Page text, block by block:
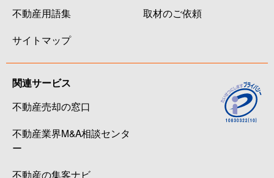
不動産用語集
サイトマップ
取材のご依頼
関連サービス
不動産売却の窓口
不動産業界M&A相談センタ
ー
不動産の集客ナビ